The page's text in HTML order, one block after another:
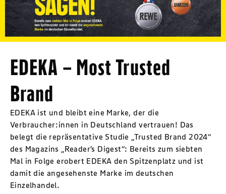
EDEKA – Most Trusted
Brand
EDEKA ist und bleibt eine Marke, der die
Verbraucher:innen in Deutschland vertrauen! Das
belegt die repräsentative Studie „Trusted Brand 2024“
des Magazins „Reader’s Digest“: Bereits zum siebten
Mal in Folge erobert EDEKA den Spitzenplatz und ist
damit die angesehenste Marke im deutschen
Einzelhandel.